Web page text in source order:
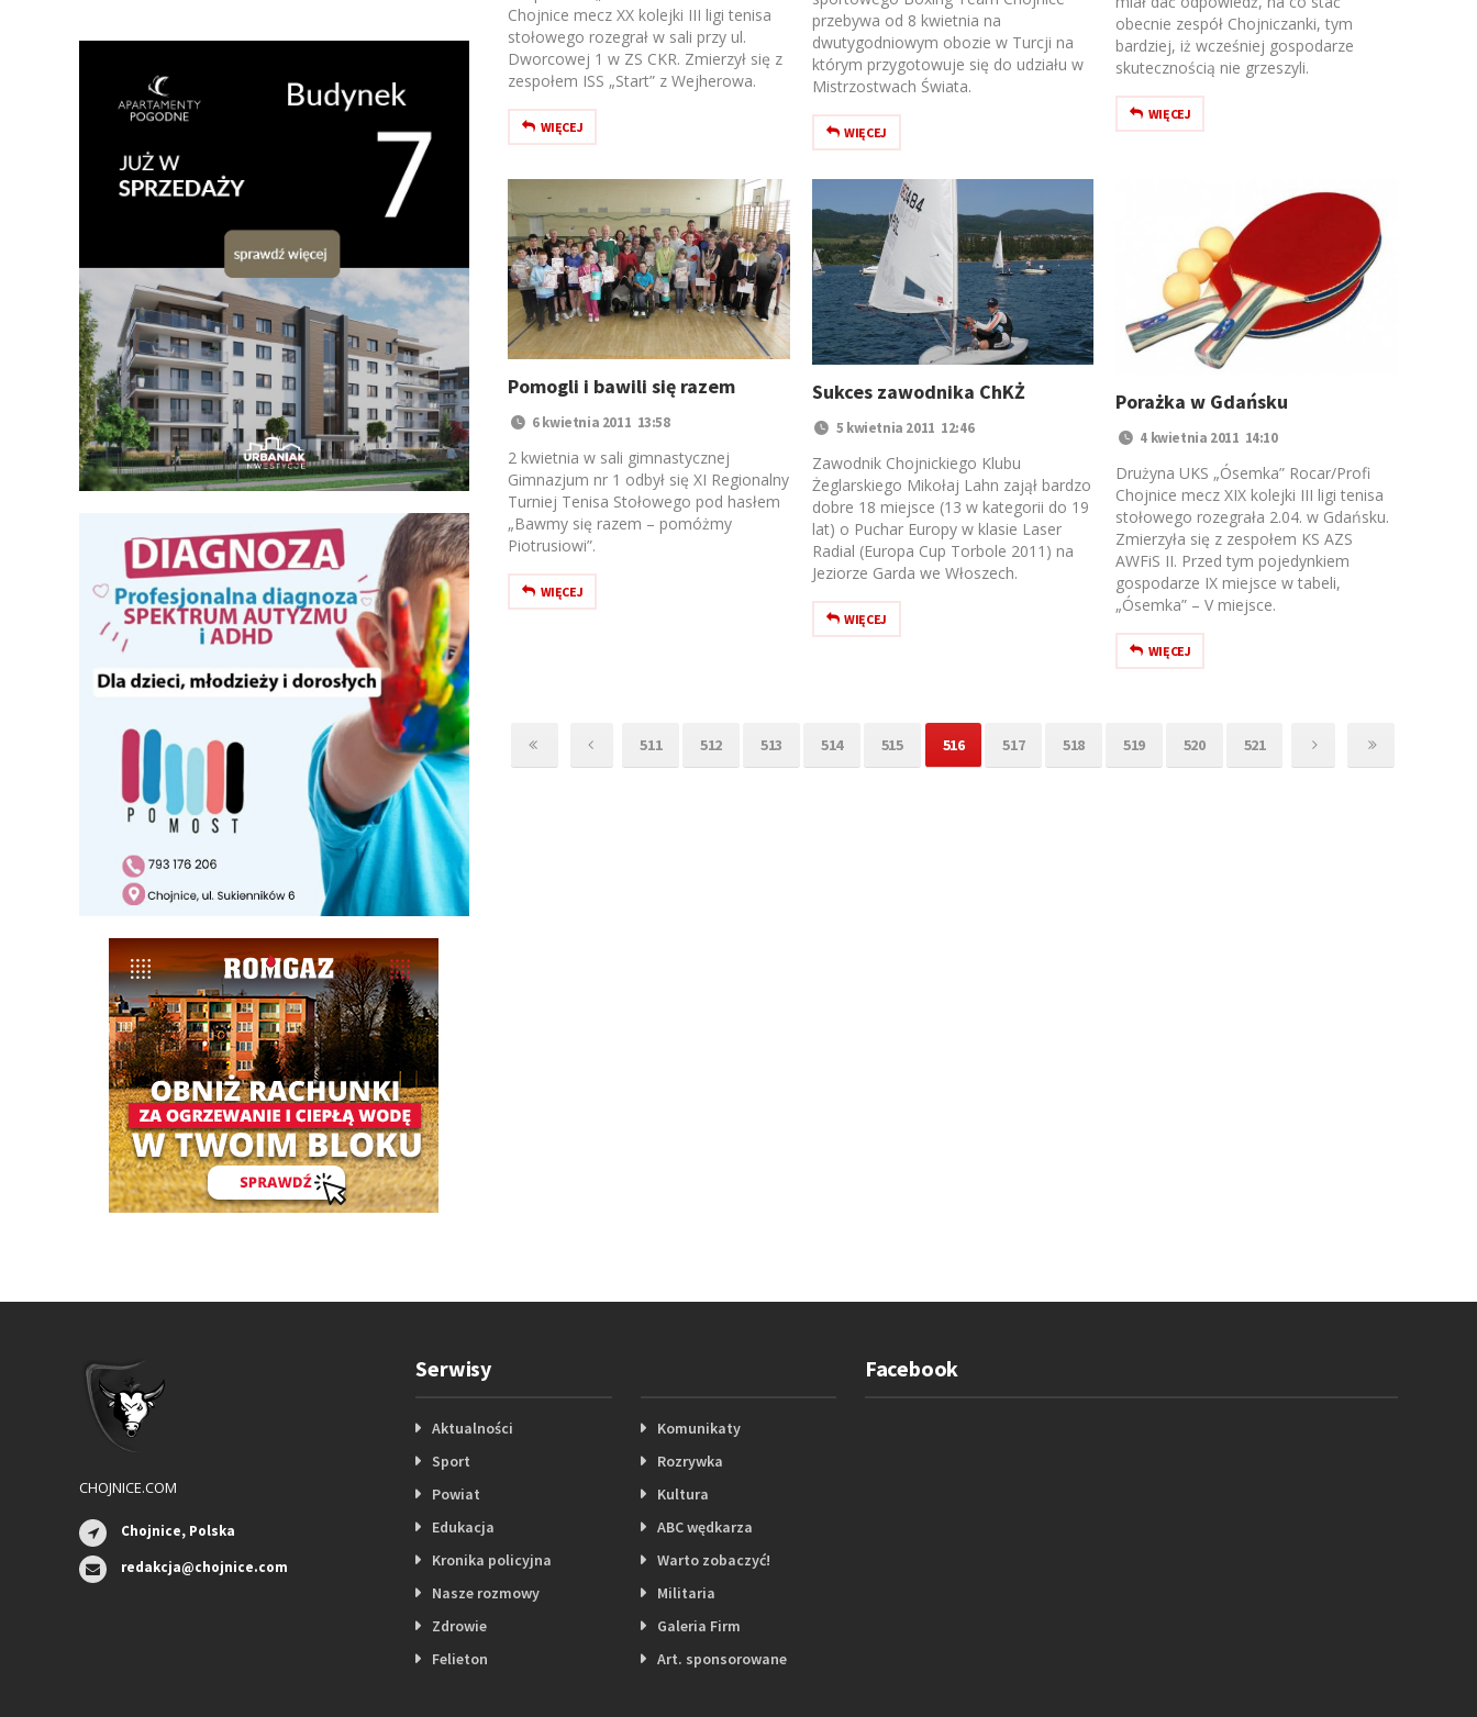
Chojnice mecz XX kolejki III ligi tenisa
stołowego rozegrał w sali przy ul.
Dworcowej 1 w ZS CKR. Zmierzył się z
zespołem ISS „Start” z Wejherowa.
WIĘCEJ
przebywa od 8 kwietnia na
dwutygodniowym obozie w Turcji na
którym przygotowuje się do udziału w
Mistrzostwach Świata.
WIĘCEJ
obecnie zespół Chojniczanki, tym
bardziej, iż wcześniej gospodarze
skutecznością nie grzeszyli.
WIĘCEJ
Pomogli i bawili się razem
6 kwietnia 2011 13:58
2 kwietnia w sali gimnastycznej
Gimnazjum nr 1 odbył się XI Regionalny
Turniej Tenisa Stołowego pod hasłem
„Bawmy się razem – pomóżmy
Piotrusiowi”.
WIĘCEJ
Sukces zawodnika ChKŻ
5 kwietnia 2011 12:46
Zawodnik Chojnickiego Klubu
Żeglarskiego Mikołaj Lahn zajął bardzo
dobre 18 miejsce (13 w kategorii do 19
lat) o Puchar Europy w klasie Laser
Radial (Europa Cup Torbole 2011) na
Jeziorze Garda we Włoszech.
WIĘCEJ
Porażka w Gdańsku
4 kwietnia 2011 14:10
Drużyna UKS „Ósemka” Rocar/Profi
Chojnice mecz XIX kolejki III ligi tenisa
stołowego rozegrała 2.04. w Gdańsku.
Zmierzyła się z zespołem KS AZS
AWFiS II. Przed tym pojedynkiem
gospodarze IX miejsce w tabeli,
„Ósemka” – V miejsce.
WIĘCEJ
511 512 513 514 515 516 517 518 519 520 521
CHOJNICE.COM
Chojnice, Polska
redakcja@chojnice.com
Serwisy
Aktualności
Sport
Powiat
Edukacja
Kronika policyjna
Nasze rozmowy
Zdrowie
Felieton
Komunikaty
Rozrywka
Kultura
ABC wędkarza
Warto zobaczyć!
Militaria
Galeria Firm
Art. sponsorowane
Facebook